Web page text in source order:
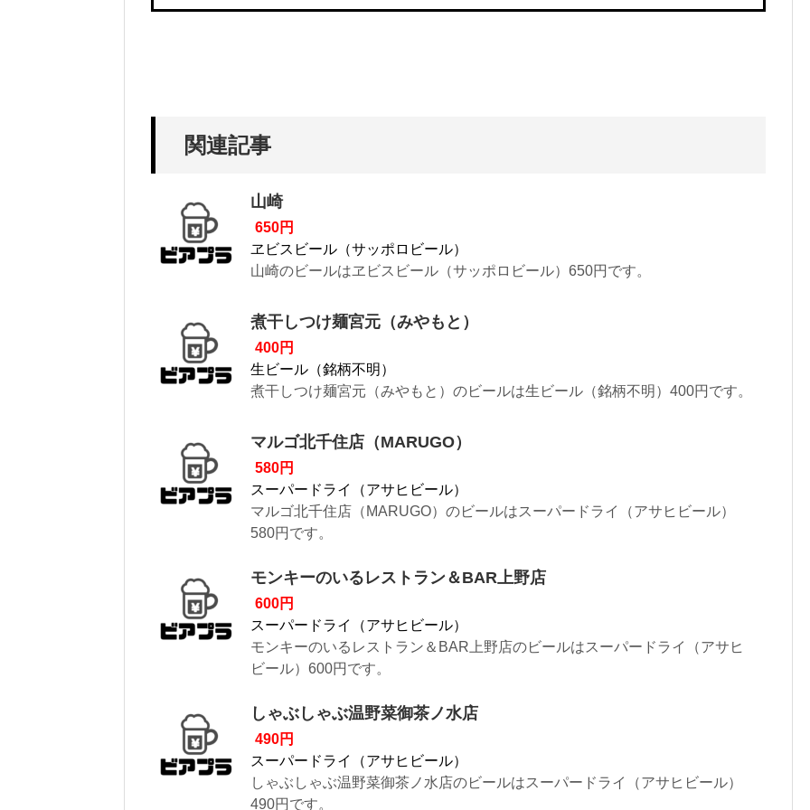
関連記事
山崎
650円
ヱビスビール（サッポロビール）
山崎のビールはヱビスビール（サッポロビール）650円です。
煮干しつけ麺宮元（みやもと）
400円
生ビール（銘柄不明）
煮干しつけ麺宮元（みやもと）のビールは生ビール（銘柄不明）400円です。
マルゴ北千住店（MARUGO）
580円
スーパードライ（アサヒビール）
マルゴ北千住店（MARUGO）のビールはスーパードライ（アサヒビール）
580円です。
モンキーのいるレストラン＆BAR上野店
600円
スーパードライ（アサヒビール）
モンキーのいるレストラン＆BAR上野店のビールはスーパードライ（アサヒ
ビール）600円です。
しゃぶしゃぶ温野菜御茶ノ水店
490円
スーパードライ（アサヒビール）
しゃぶしゃぶ温野菜御茶ノ水店のビールはスーパードライ（アサヒビール）
490円です。